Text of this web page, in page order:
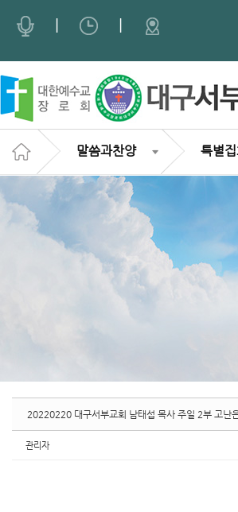
말씀과찬양 특별집
20220220 대구서부교회 남태섭 목사 주일 2부 고난
관리자